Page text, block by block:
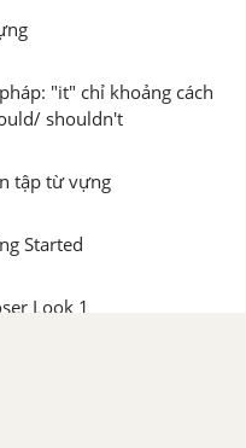
"it" chỉ khoảng cách
shouldn't
tập từ vựng
Started
Look 1